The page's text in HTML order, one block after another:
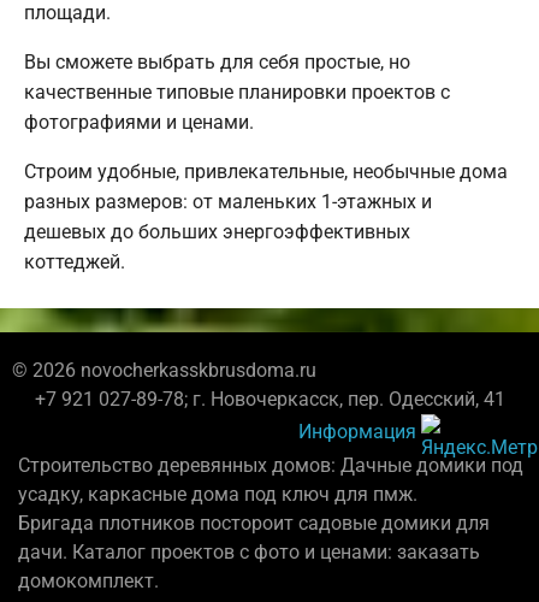
площади.
Вы сможете выбрать для себя простые, но
качественные типовые планировки проектов с
фотографиями и ценами.
Строим удобные, привлекательные, необычные дома
разных размеров: от маленьких 1-этажных и
дешевых до больших энергоэффективных
коттеджей.
© 2026 novocherkasskbrusdoma.ru
+7 921 027-89-78; г. Новочеркасск, пер. Одесский, 41
Информация
Строительство деревянных домов: Дачные домики под
усадку, каркасные дома под ключ для пмж.
Бригада плотников постороит садовые домики для
дачи. Каталог проектов с фото и ценами: заказать
домокомплект.